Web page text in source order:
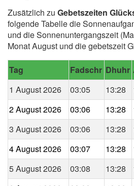
Zusätzlich zu Gebetszeiten
folgende Tabelle die
und die Sonnenuntergangszeit
Monat August und die gebetszeit
Tag Fadschr Dhuhr
1 August 2026
03:05 13:28
2 August 2026
03:06 13:28
3 August 2026
03:06 13:28
4 August 2026
03:07 13:28
5 August 2026
03:08 13:28